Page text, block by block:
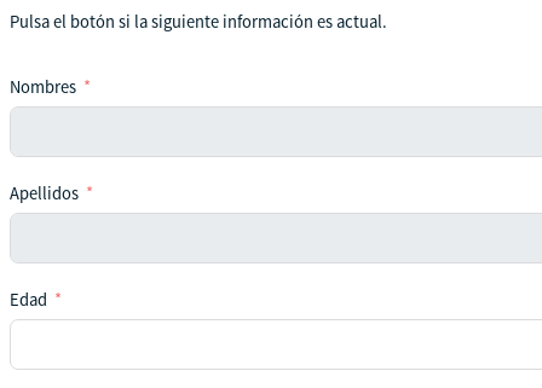
Pulsa el botón si la siguiente información es actual.
Nombres
Apellidos
Edad